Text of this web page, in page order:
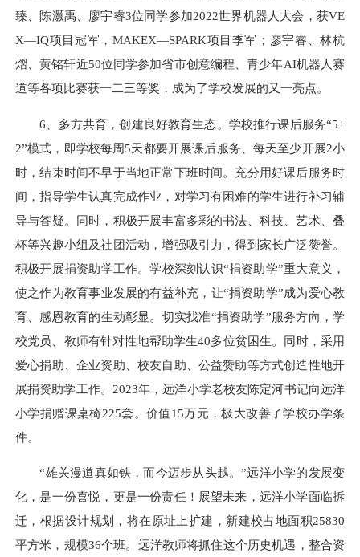
臻、陈灏禹、廖宇睿3位同学参加2022世界机器人大会，获VE
X—IQ项目冠军，MAKEX—SPARK项目季军；廖宇睿、林杭
熠、黄铭轩近50位同学参加省市创意编程、青少年AI机器人赛
道等各项比赛获一二三等奖，成为了学校发展的又一亮点。
6、多方共育，创建良好教育生态。学校推行课后服务“5+
2”模式，即学校每周5天都要开展课后服务、每天至少开展2小
时，结束时间不早于当地正常下班时间。充分用好课后服务时
间，指导学生认真完成作业，对学习有困难的学生进行补习辅
导与答疑。同时，积极开展丰富多彩的书法、科技、艺术、叠
杯等兴趣小组及社团活动，增强吸引力，得到家长广泛赞誉。
积极开展捐资助学工作。学校深刻认识“捐资助学”重大意义，
使之作为教育事业发展的有益补充，让“捐资助学”成为爱心教
育、感恩教育的生动彰显。切实找准“捐资助学”服务方向，学
校党员、教师有针对性地帮助学生40多位贫困生。同时，采用
爱心捐助、企业资助、校友自助、公益赞助等方式创造性地开
展捐资助学工作。2023年，远洋小学老校友陈定河书记向远洋
小学捐赠课桌椅225套。价值15万元，极大改善了学校办学条
件。
“雄关漫道真如铁，而今迈步从头越。”远洋小学的发展变
化，是一份喜悦，更是一份责任！展望未来，远洋小学面临拆
迁，根据设计规划，将在原址上扩建，新建校占地面积25830
平方米，规模36个班。远洋教师将抓住这个历史机遇，整合资